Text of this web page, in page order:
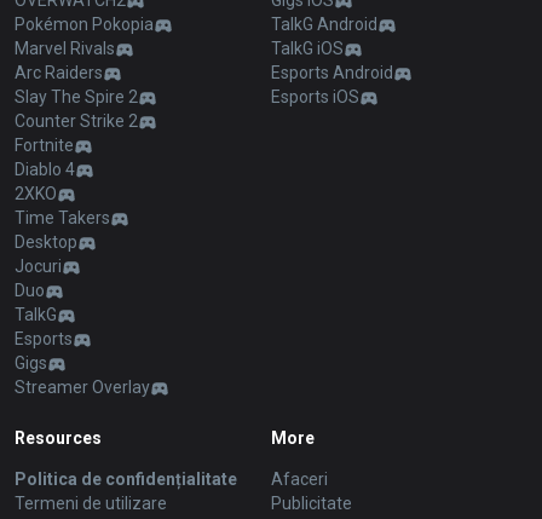
Pokémon Pokopia
Marvel Rivals
Arc Raiders
Slay The Spire 2
Counter Strike 2
Fortnite
Diablo 4
2XKO
Time Takers
Desktop
Jocuri
Duo
TalkG
Esports
Gigs
Streamer Overlay
TalkG Android
TalkG iOS
Esports Android
Esports iOS
Resources
Politica de confidențialitate
Termeni de utilizare
More
Afaceri
Publicitate